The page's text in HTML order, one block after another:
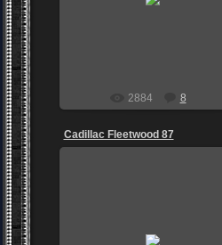
2884 8
Cadillac Fleetwood 87